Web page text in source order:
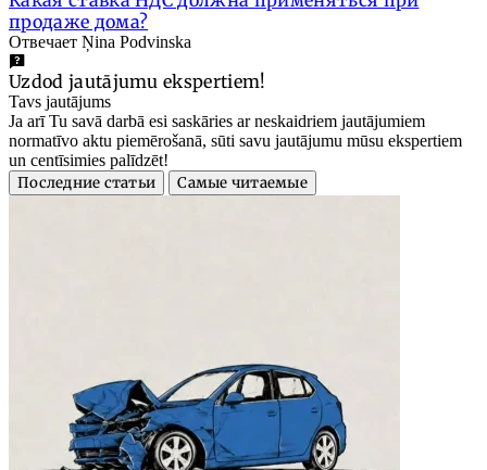
продаже дома?
Отвечает Ņina Podvinska
Uzdod jautājumu ekspertiem!
Tavs jautājums
Ja arī Tu savā darbā esi saskāries ar neskaidriem jautājumiem
normatīvo aktu piemērošanā, sūti savu jautājumu mūsu ekspertiem
un centīsimies palīdzēt!
Последние статьи
Самые читаемые